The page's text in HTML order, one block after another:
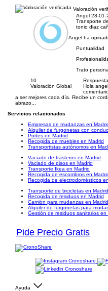
Valoración
Angel 28-01-
Transporte
tonio diaz
Angel ha
Puntualidad
Trato
10
Valoración Global
Hola
a ser mejores cada día. Recibe un
abrazo...
Servicios relacionados
Empresas de mudanzas en
Alquiler de furgonetas con
Portes en Madrid
Recogida de muebles en Madrid
Transportistas autónomos en
Vaciado de trasteros en Madrid
Vaciado de pisos en Madrid
Transporte Ikea en Madrid
Recogida de escombros en
Recogida de electrodomésticos
Transporte de bicicletas en Madrid
Recogida de residuos en Madrid
Camión para mudanzas en Madrid
Alquiler de furgonetas para
Gestión de residuos sanitarios en
Pide Precio Gratis
Ayuda